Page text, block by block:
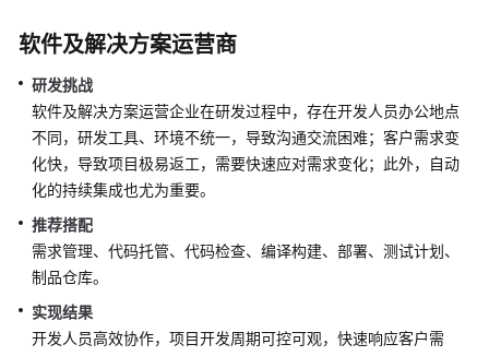
佳
实
践
API
考
常
见
问
软件及解决方案运营商
研发挑战
软件及解决方案运营企业在研发过程中，存在开发人员办公地点
不同，研发工具、环境不统一，导致沟通交流困难；客户需求变
化快，导致项目极易返工，需要快速应对需求变化；此外，自动
化的持续集成也尤为重要。
推荐搭配
需求管理、代码托管、代码检查、编译构建、部署、测试计划、
制品仓库。
实现结果
开发人员高效协作，项目开发周期可控可观，快速响应客户需